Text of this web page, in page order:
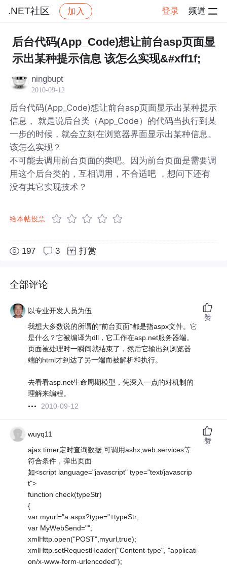
.NET社区 加入 登录 频道
社区 .NET社区 帖子详情
后台代码(App_Code)想让前台asp页面显
示出某种提示信息 该怎么实现&#xff1f;
ningbupt
2010-09-12
后台代码(App_Code)想让前台asp页面显示出某种提示
信息， 就是说后台类（App_Code）的代码当执行到某
一步的时候，就会立刻在浏览器界面显示出某种信息。
该怎么实现？
不可能去调用前台页面的类吧。因为前台页面是需要调
用这个后台类的，互相调用，不合适吧 ，想问下还有
没有其它实现技术？
给本帖投票
197 3 打赏
全部评论
以专业开发人员为伍
我想大多数说的所谓的“前台页面”都是指aspx文件。它
是什么？它被编译为dll，它工作在asp.net服务器端。
页面被处理时一瞬间就结束了，然后它输出到浏览器
端的html才到达了另一端而被解析和执行。
去看看asp.net生命周期模型，凭深入一点的对机制的
理解来编程。
2010-09-12
赞
wuyq11
ajax timer定时查询数据.可调用ashx,web services等
符合条件，弹出页面
如<script language="javascript" type="text/javascrip
t">
function check(typeStr)
{
var myurl="a.aspx?type="+typeStr;
var MyWebSend="";
xmlHttp.open("POST",myurl,true);
xmlHttp.setRequestHeader("Content-type", "applicati
on/x-www-form-urlencoded");
赞